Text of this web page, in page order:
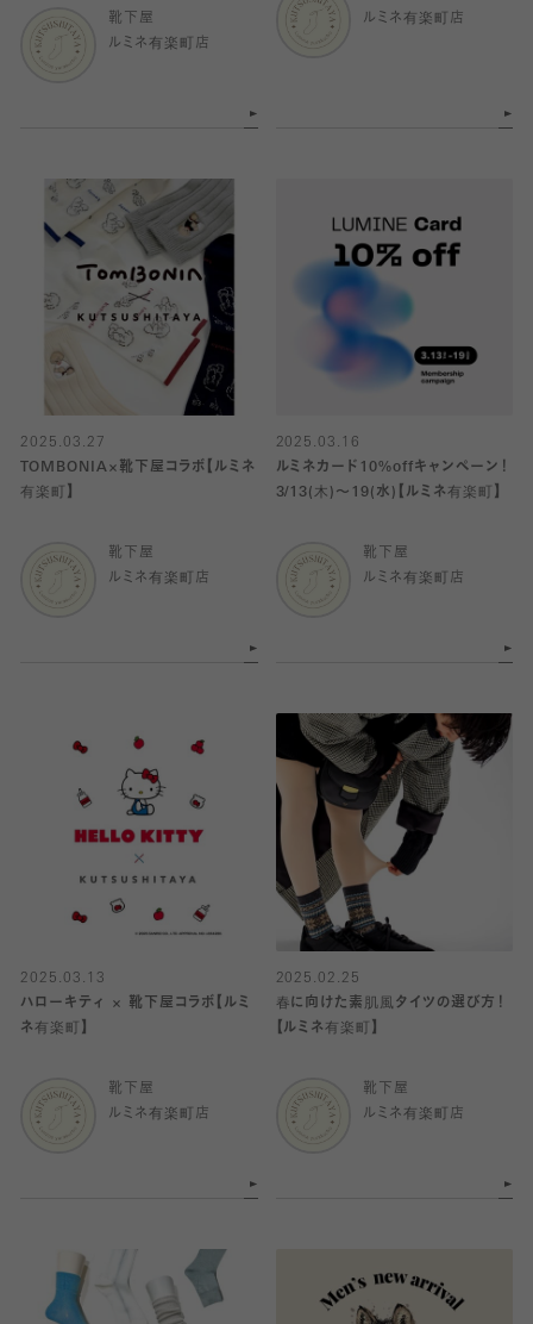
靴下屋
ルミネ有楽町店
ルミネ有楽町店
2025.03.27
TOMBONIA×靴下屋コラボ【ルミネ
有楽町】
靴下屋
ルミネ有楽町店
2025.03.16
ルミネカード10%offキャンペーン！
3/13(木)〜19(水)【ルミネ有楽町】
靴下屋
ルミネ有楽町店
2025.03.13
ハローキティ × 靴下屋コラボ【ルミ
ネ有楽町】
靴下屋
ルミネ有楽町店
2025.02.25
春に向けた素肌風タイツの選び方！
【ルミネ有楽町】
靴下屋
ルミネ有楽町店